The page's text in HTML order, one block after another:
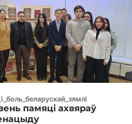
памяці ахвяраў